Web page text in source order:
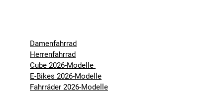
Damenfahrrad
Herrenfahrrad
Cube 2026-Modelle
E-Bikes 2026-Modelle
Fahrräder 2026-Modelle